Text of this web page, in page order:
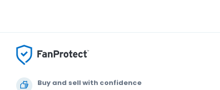
Buy and sell with confidence